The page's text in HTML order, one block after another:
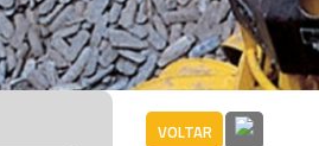
VOLTAR